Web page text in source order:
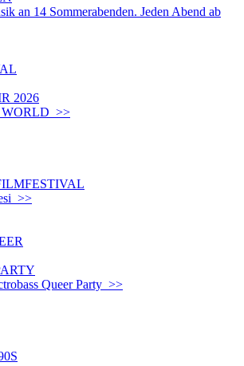
an 14 Sommerabenden. Jeden Abend ab
2026
>>
>>
Queer Party >>